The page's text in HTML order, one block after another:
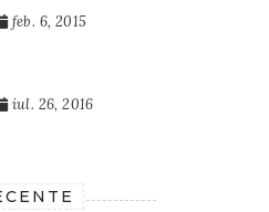
feb. 6, 2015
iul. 26, 2016